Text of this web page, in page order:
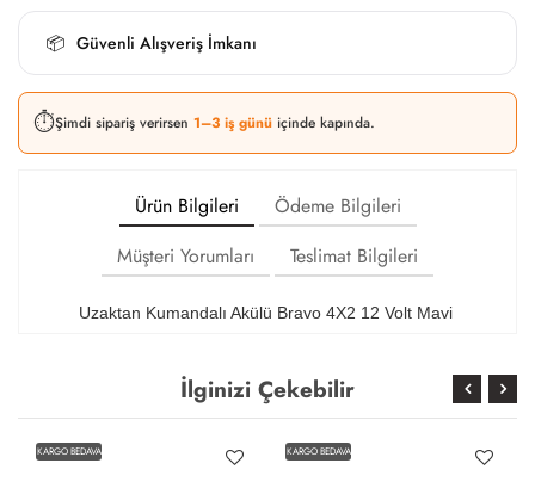
📦 Güvenli Alışveriş İmkanı
⏱️Şimdi sipariş verirsen 1–3 iş günü içinde kapında.
Ürün Bilgileri
Ödeme Bilgileri
Müşteri Yorumları
Teslimat Bilgileri
Uzaktan Kumandalı Akülü Bravo 4X2 12 Volt Mavi
İlginizi Çekebilir
KARGO BEDAVA KARGO BEDAVA